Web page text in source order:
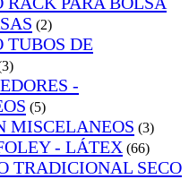
(2)
TUBOS DE
-
(5)
MISCELANEOS (3)
- LÁTEX (66)
TRADICIONAL SECO